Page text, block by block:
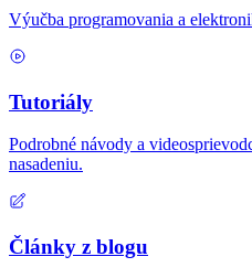
Výučba programovania a
Tutoriály
Podrobné návody a
nasadeniu.
Články z blogu